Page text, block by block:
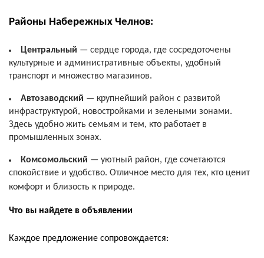
Районы Набережных Челнов:
Центральный — сердце города, где сосредоточены
культурные и административные объекты, удобный
транспорт и множество магазинов.
Автозаводский — крупнейший район с развитой
инфраструктурой, новостройками и зелеными зонами.
Здесь удобно жить семьям и тем, кто работает в
промышленных зонах.
Комсомольский — уютный район, где сочетаются
спокойствие и удобство. Отличное место для тех, кто ценит
комфорт и близость к природе.
Что вы найдете в объявлении
Каждое предложение сопровождается: